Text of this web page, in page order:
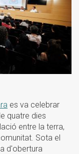
es va celebrar
quatre dies
entre la terra,
Sota el
d'obertura